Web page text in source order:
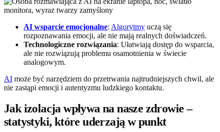
AI wsparcie emocjonalne: Algorytmy uczą się
rozpoznawania emocji, ale nie mają realnych doświadczeń.
Technologiczne rozwiązania: Ułatwiają dostęp do wsparcia,
ale nie rozwiązują problemu osamotnienia w świecie
analogowym.
AI może być narzędziem do przetrwania najtrudniejszych chwil, ale
nie zastąpi emocji i autentyzmu ludzkiego kontaktu.
Jak izolacja wpływa na nasze zdrowie –
statystyki, które uderzają w punkt